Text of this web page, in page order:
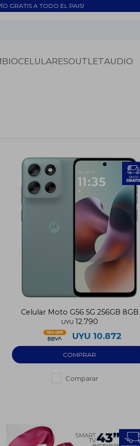
GRATIS A TODO EL PAIS!
CELULARESOUTLETAUDIO
Celular Moto G56 5G 256GB 8GB
RAM
UYU 12.790
UYU 10.872
Comparar